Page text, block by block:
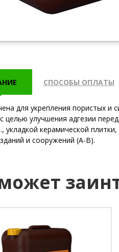
СПОСОБЫ ОПЛАТЫ
для укрепления пористых
целью улучшения адгезии
укладкой керамической
и сооружений (А-В).